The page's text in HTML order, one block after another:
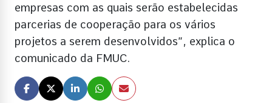
empresas com as quais serão estabelecidas
parcerias de cooperação para os vários
projetos a serem desenvolvidos”, explica o
comunicado da FMUC.